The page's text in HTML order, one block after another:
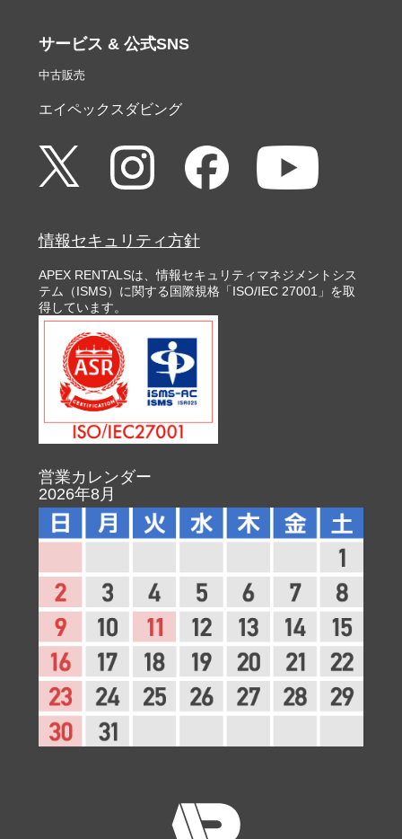
サービス & 公式SNS
中古販売
エイペックスダビング
情報セキュリティ方針
APEX RENTALSは、情報セキュリティマネジメントシス
テム（ISMS）に関する国際規格「ISO/IEC 27001」を取
得しています。
営業カレンダー
2026年8月